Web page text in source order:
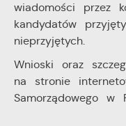
wiadomości przez
kandydatów
nieprzyjętych.
Wnioski oraz
na stronie
Samorządowego w